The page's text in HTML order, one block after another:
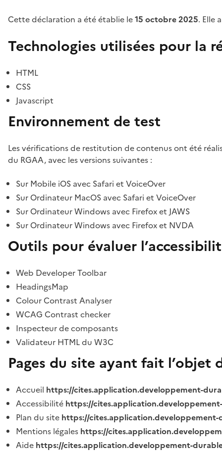
Cette déclaration a été établie le15 octobre 2025. Elle
Technologies utilisées pour la
HTML
CSS
Javascript
Environnement de test
Les vérifications de restitution de contenus ont été
du RGAA, avec les versions suivantes :
Sur Mobile iOS avec Safari et VoiceOver
Sur Ordinateur MacOS avec Safari et VoiceOver
Sur Ordinateur Windows avec Firefox et JAWS
Sur Ordinateur Windows avec Firefox et NVDA
Outils pour évaluer
Web Developer Toolbar
HeadingsMap
Colour Contrast Analyser
WCAG Contrast checker
Inspecteur de composants
Validateur HTML du W3C
Pages du site ayant fait
Accueil https://cites.application.developpement-
Accessibilité https://
Plan du site https://
Mentions légales https://
Aide https://cites.application.developpement-